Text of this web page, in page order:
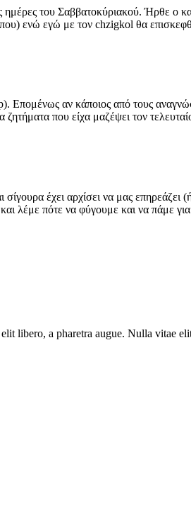
του Σαββατοκύριακού. Ήρθε ο
ενώ εγώ με τον chzigkol θα
Επομένως αν κάποιος από τους
ζητήματα που είχα μαζέψει τον
σίγουρα έχει αρχίσει να μας
λέμε πότε να φύγουμε και να πάμε
libero, a pharetra augue. Nulla vitae